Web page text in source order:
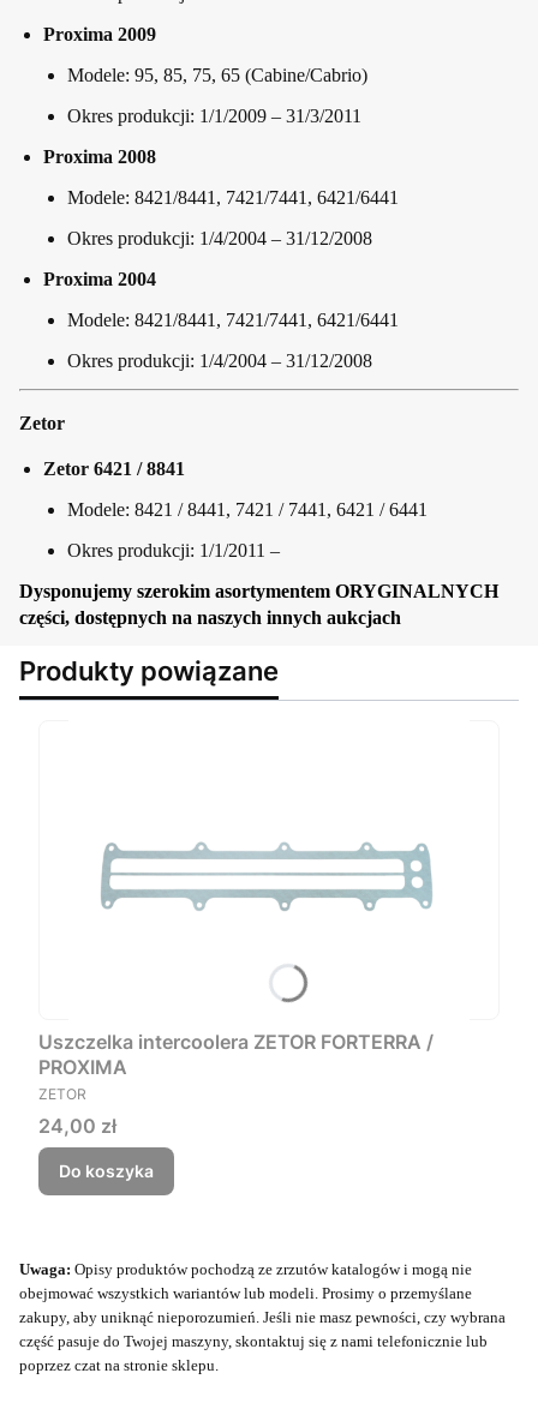
Proxima 2009
Modele: 95, 85, 75, 65 (Cabine/Cabrio)
Okres produkcji: 1/1/2009 – 31/3/2011
Proxima 2008
Modele: 8421/8441, 7421/7441, 6421/6441
Okres produkcji: 1/4/2004 – 31/12/2008
Proxima 2004
Modele: 8421/8441, 7421/7441, 6421/6441
Okres produkcji: 1/4/2004 – 31/12/2008
Zetor
Zetor 6421 / 8841
Modele: 8421 / 8441, 7421 / 7441, 6421 / 6441
Okres produkcji: 1/1/2011 –
Dysponujemy szerokim asortymentem ORYGINALNYCH
części, dostępnych na naszych innych aukcjach
Produkty powiązane
Uszczelka intercoolera ZETOR FORTERRA /
PROXIMA
PRODUCENT
ZETOR
Cena
24,00 zł
Do koszyka
Uwaga: Opisy produktów pochodzą ze zrzutów katalogów i mogą nie
obejmować wszystkich wariantów lub modeli. Prosimy o przemyślane
zakupy, aby uniknąć nieporozumień. Jeśli nie masz pewności, czy wybrana
część pasuje do Twojej maszyny, skontaktuj się z nami telefonicznie lub
poprzez czat na stronie sklepu.